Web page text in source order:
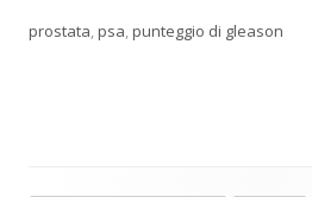
prostata,psa,punteggio di gleason